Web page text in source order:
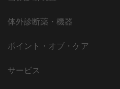
体外診断薬・機器
ポイント・オブ・ケア
サービス